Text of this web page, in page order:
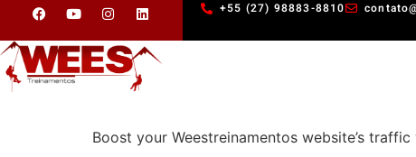
+55 (27) 98883-8810
Boost your Weestreinamentos website’s